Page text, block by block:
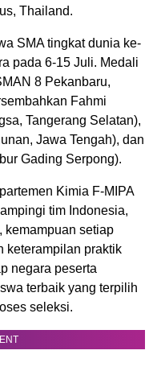
Thailand.
SMA tingkat dunia ke-
pada 6-15 Juli. Medali
8 Pekanbaru,
Fahmi
Tangerang Selatan),
Jawa Tengah), dan
Gading Serpong).
Kimia F-MIPA
tim Indonesia,
kemampuan setiap
keterampilan praktik
negara peserta
terbaik yang terpilih
seleksi.